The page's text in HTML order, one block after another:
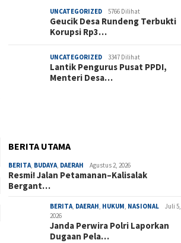
UNCATEGORIZED 5766 Dilihat
Geucik Desa Rundeng Terbukti
Korupsi Rp3…
UNCATEGORIZED 3347 Dilihat
Lantik Pengurus Pusat PPDI,
Menteri Desa…
BERITA UTAMA
BERITA, BUDAYA, DAERAH Agustus 2, 2026
Resmi! Jalan Petamanan–Kalisalak
Bergant…
BERITA, DAERAH, HUKUM, NASIONAL
Juli 5,
2026
Janda Perwira Polri Laporkan
Dugaan Pela…